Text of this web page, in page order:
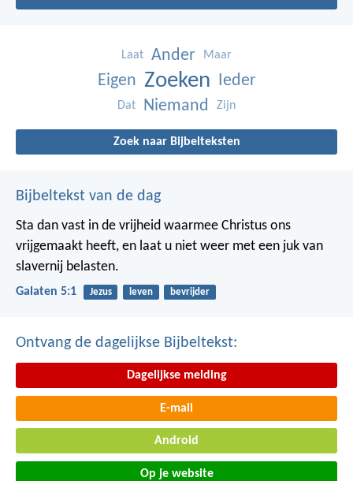
Laat Ander Maar
Eigen Zoeken Ieder
Dat Niemand Zijn
Zoek naar Bijbelteksten
Bijbeltekst van de dag
Sta dan vast in de vrijheid waarmee Christus ons
vrijgemaakt heeft, en laat u niet weer met een juk van
slavernij belasten.
Galaten 5:1 Jezus leven bevrijder
Ontvang de dagelijkse Bijbeltekst:
Dagelijkse melding
E-mail
Android
Op je website